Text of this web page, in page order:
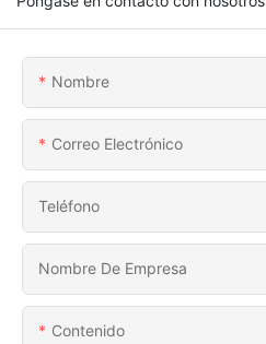
Nombre
Correo Electrónico
Teléfono
Nombre De Empresa
Contenido